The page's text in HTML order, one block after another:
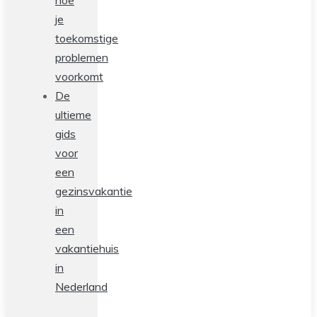
je
toekomstige
problemen
voorkomt
De
ultieme
gids
voor
een
gezinsvakantie
in
een
vakantiehuis
in
Nederland